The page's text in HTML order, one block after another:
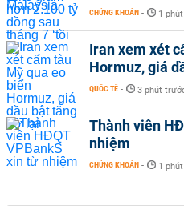
CHỨNG KHOÁN - 1
Iran xem xét
Hormuz, giá
QUỐC TẾ - 3 phút
Thành viên
nhiệm
CHỨNG KHOÁN - 1